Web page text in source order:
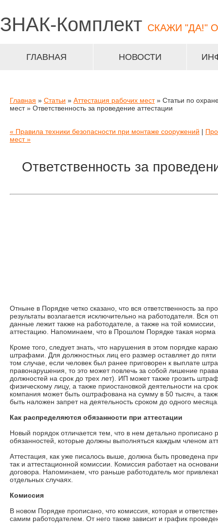
ЗНАК-Комплект СКАЖИ "ДА!"
ГЛАВНАЯ НОВОСТИ
Главная » Статьи » Аттестация рабочих мест» Статьи по
мест » Ответственность за проведение аттестации
« Правила техники безопасности при монтаже сооружений |
мест »
Ответственность за
Отныне в Порядке четко сказано, что вся ответственность за
результаты возлагается исключительно на работодателя. Вся
данные лежит также на работодателе, а также на той
аттестацию. Напоминаем, что в Прошлом Порядке такая
Кроме того, следует знать, что нарушения в этом порядке
штрафами. Для должностных лиц его размер оставляет до пяти
том случае, если человек был ранее приговорен к выплате
правонарушения, то это может повлечь за собой лишение
должностей на срок до трех лет). ИП может также грозить
физическому лицу, а также приостановкой деятельности на
компания может быть оштрафована на сумму в 50 тысяч, а
быть наложен запрет на деятельность сроком до одного
Как распределяются обязанности при аттестации
Новый порядок отличается тем, что в нем детально прописано
обязанностей, которые должны выполняться каждым членом
Аттестация, как уже писалось выше, должна быть проведена
так и аттестационной комиссии. Комиссия работает на
договора. Напоминаем, что раньше работодатель мог
отдельных случаях.
Комиссия
В новом Порядке прописано, что комиссия, которая и
самим работодателем. От него также зависит и график